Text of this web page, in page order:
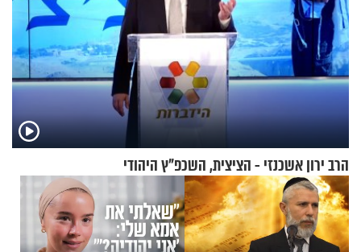
הרב ירון אשכנזי - הציצית, השכפ"ץ היהודי